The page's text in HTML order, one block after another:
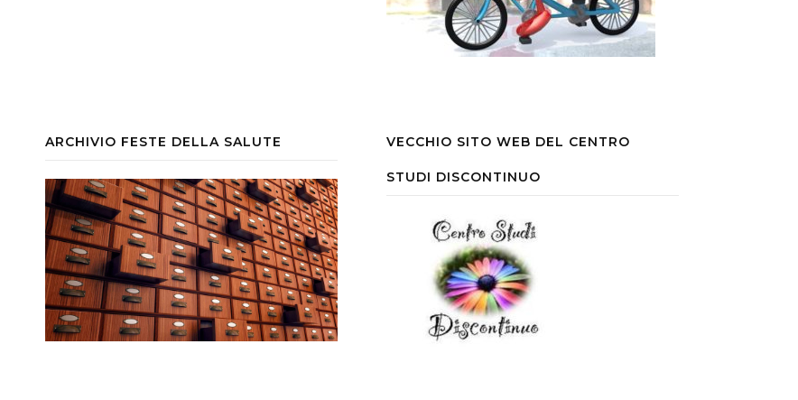
ARCHIVIO FESTE DELLA SALUTE VECCHIO SITO WEB DEL CENTRO
STUDI DISCONTINUO